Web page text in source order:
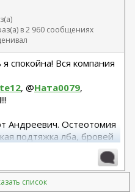
в 2 960 сообщениях
спокойна! Вся компания
, @Ната0079,
Андреевич. Остеотомия
подтяжка лба, бровей
верхних
складок.
список